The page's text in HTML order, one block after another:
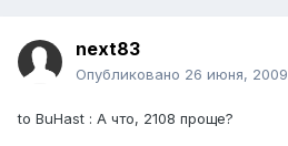
next83
Опубликовано 26 июня, 2009
to BuHast : А что, 2108 проще?